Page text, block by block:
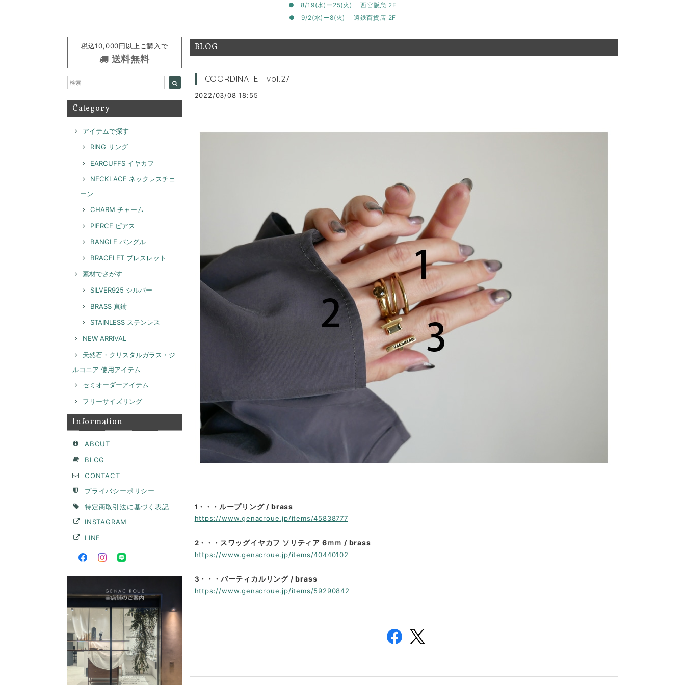
● 8/19(水)ー25(火) 西宮阪急 2F
● 9/2(水)ー8(火) 遠鉄百貨店 2F
税込10,000円以上ご購入で
送料無料
Category
アイテムで探す
RING リング
EARCUFFS イヤカフ
NECKLACE ネックレスチェ
ーン
CHARM チャーム
PIERCE ピアス
BANGLE バングル
BRACELET ブレスレット
素材でさがす
SILVER925 シルバー
BRASS 真鍮
STAINLESS ステンレス
NEW ARRIVAL
天然石・クリスタルガラス・ジ
ルコニア 使用アイテム
セミオーダーアイテム
フリーサイズリング
Information
ABOUT
BLOG
CONTACT
プライバシーポリシー
特定商取引法に基づく表記
INSTAGRAM
LINE
BLOG
COORDINATE vol.27
2022/03/08 18:55
1・・・ ループリング / brass
https://www.genacroue.jp/items/45838777
2・・・ スワッグイヤカフ ソリティア 6ｍｍ / brass
https://www.genacroue.jp/items/40440102
3・・・ バーティカルリング / brass
https://www.genacroue.jp/items/59290842